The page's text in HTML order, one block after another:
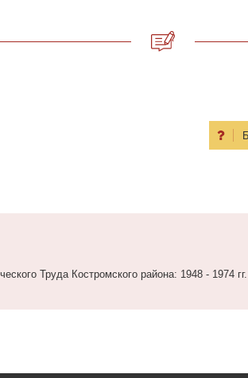
Труда Костромского района: 1948 - 1974